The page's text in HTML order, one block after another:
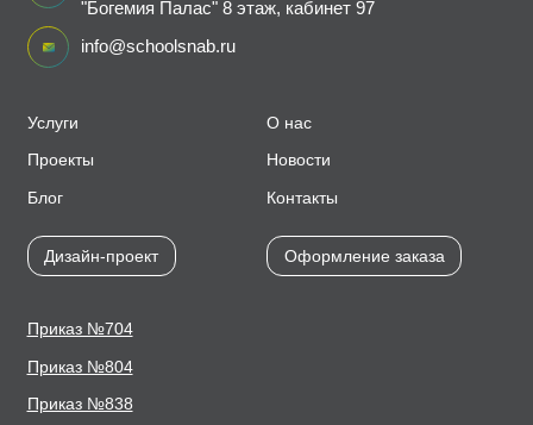
Услуги
Проекты
Блог
Дизайн-проект
О нас
Новости
Контакты
Оформление заказа
Приказ №704
Приказ №804
Приказ №838
"Богемия Палас" 8 этаж, кабинет 97
info@schoolsnab.ru